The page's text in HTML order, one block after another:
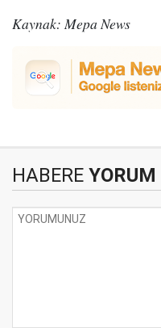
Kaynak: Mepa News
HABERE